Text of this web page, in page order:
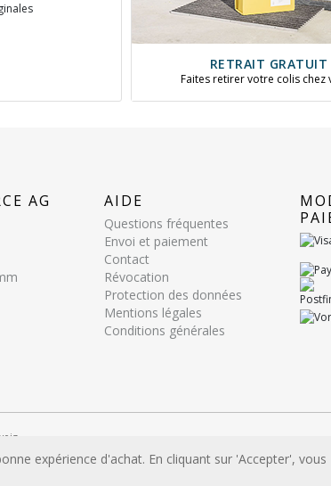
expérience d'achat. En cliquant sur 'Accepter', vous
RETRAIT GRATUIT
Faites retirer votre colis chez
AG AIDE
Questions fréquentes
Envoi et paiement
Contact
Révocation
Protection des données
Mentions légales
Conditions générales
internet sont uniquement utilisées à des fins d'identification